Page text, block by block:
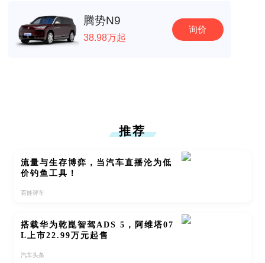
腾势N9
38.98万起
询价
推荐
流量与生存博弈，当汽车直播沦为低
价钓鱼工具！
百姓评车
搭载华为乾崑智驾ADS 5，阿维塔07
L上市22.99万元起售
汽车头条